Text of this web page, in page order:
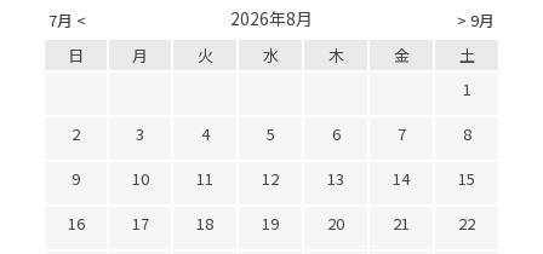
7月 < > 9月
2026年8月
日 月 火 水 木 金
土
1
2
3 4 5 6 7
8
9
10 11 12 13 14
15
16
17 18 19 20 21
22